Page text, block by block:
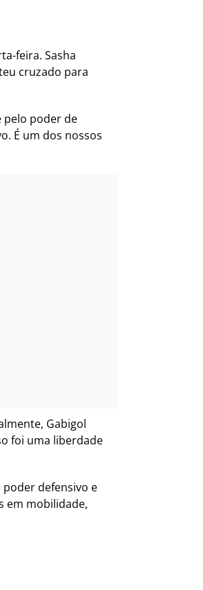
feira. Sasha
cruzado para
pelo poder de
É um dos nossos
Gabigol
foi uma liberdade
defensivo e
em mobilidade,